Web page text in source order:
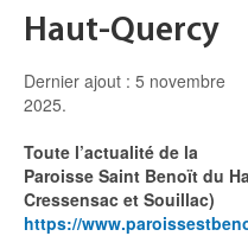
Je donne
Annuaire/Contact
Haut-Quercy
Dernier ajout : 5 novembre
2025.
Toute l’actualité de la
Paroisse Saint Benoït du
Cressensac et Souillac)
https://